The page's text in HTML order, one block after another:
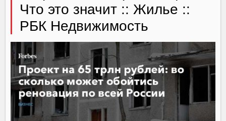
Что это значит :: Жилье ::
РБК Недвижимость